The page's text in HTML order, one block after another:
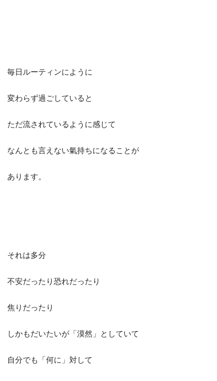
毎日ルーティンにように
変わらず過ごしていると
ただ流されているように感じて
なんとも言えない氣持ちになることが
あります。
それは多分
不安だったり恐れだったり
焦りだったり
しかもだいたいが「漠然」としていて
自分でも「何に」対して